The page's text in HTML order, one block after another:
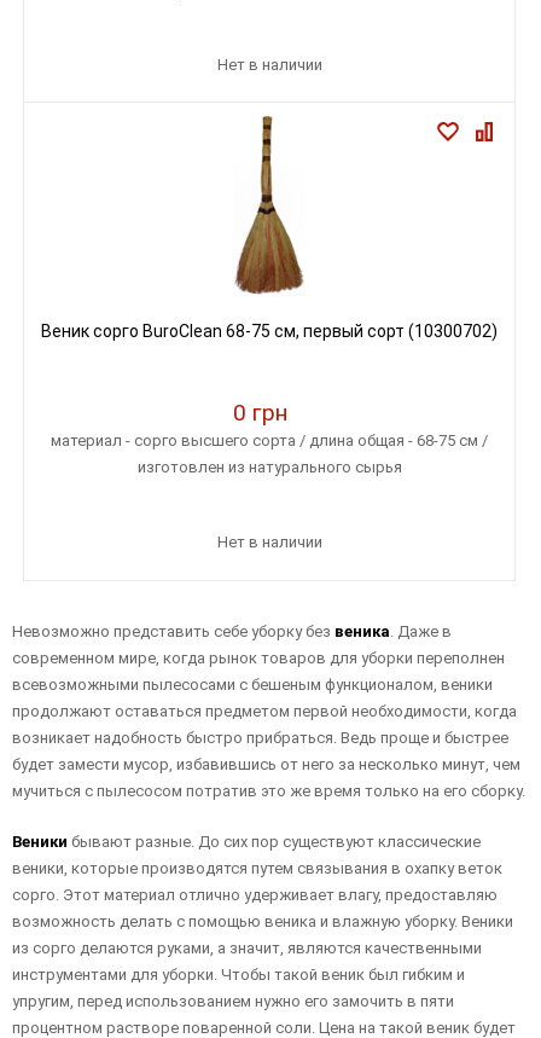
Нет в наличии
Веник сорго BuroClean 68-75 см, первый сорт (10300702)
0 грн
материал - сорго высшего сорта / длина общая - 68-75 см /
изготовлен из натурального сырья
Нет в наличии
Невозможно представить себе уборку без веника. Даже в
современном мире, когда рынок товаров для уборки переполнен
всевозможными пылесосами с бешеным функционалом, веники
продолжают оставаться предметом первой необходимости, когда
возникает надобность быстро прибраться. Ведь проще и быстрее
будет замести мусор, избавившись от него за несколько минут, чем
мучиться с пылесосом потратив это же время только на его сборку.
Веники бывают разные. До сих пор существуют классические
веники, которые производятся путем связывания в охапку веток
сорго. Этот материал отлично удерживает влагу, предоставляю
возможность делать с помощью веника и влажную уборку. Веники
из сорго делаются руками, а значит, являются качественными
инструментами для уборки. Чтобы такой веник был гибким и
упругим, перед использованием нужно его замочить в пяти
процентном растворе поваренной соли. Цена на такой веник будет